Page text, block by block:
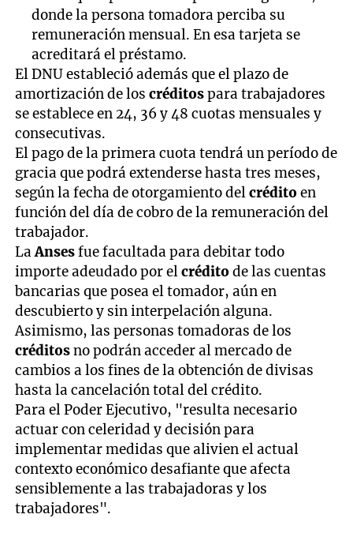
donde la persona tomadora perciba su
remuneración mensual. En esa tarjeta se
acreditará el préstamo.
El DNU estableció además que el plazo de
amortización de loscréditospara trabajadores
se establece en 24, 36 y 48 cuotas mensuales y
consecutivas.
El pago de la primera cuota tendrá un período de
gracia que podrá extenderse hasta tres meses,
según la fecha de otorgamiento delcréditoen
función del día de cobro de la remuneración del
trabajador.
LaAnsesfue facultada para debitar todo
importe adeudado por elcréditode las cuentas
bancarias que posea el tomador, aún en
descubierto y sin interpelación alguna.
Asimismo, las personas tomadoras de los
créditosno podrán acceder al mercado de
cambios a los fines de la obtención de divisas
hasta la cancelación total del crédito.
Para el Poder Ejecutivo, "resulta necesario
actuar con celeridad y decisión para
implementar medidas que alivien el actual
contexto económico desafiante que afecta
sensiblemente a las trabajadoras y los
trabajadores".